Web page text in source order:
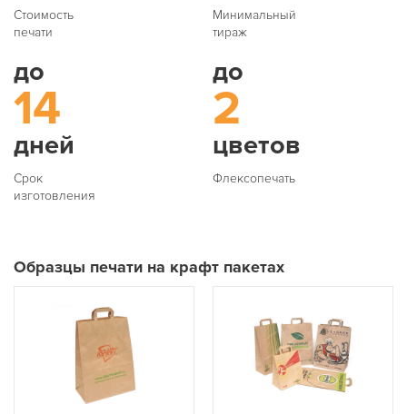
Стоимость
печати
Минимальный
тираж
до
14
дней
Срок
изготовления
до
2
цветов
Флексопечать
Образцы печати на крафт пакетах